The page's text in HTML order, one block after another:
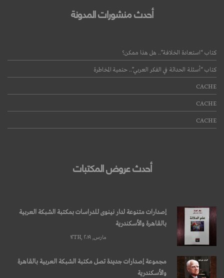
أحدث منشورات المدونة
كتاب “استعادة الخلافة”.. هل هذا ممكن؟
كتاب “أسئلة الحداثة في الفكر العربي”.. حتمية المخاطرة
CACHE
CACHE
CACHE
أحدث عروض المكتبات
إصدارات متنوعة لدار نينوى للدراسات بمكتبة الشبكة العربية
بالقاهرة والأسكندرية
مارس, ۱۲TH, ۲۰۱۹
مجموعة إصدارات جديدة تصل مكتبة الشبكة العربية بالقاهرة
والأسكندرية